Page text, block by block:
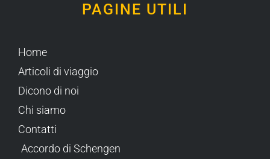
PAGINE UTILI
Home
Articoli di viaggio
Dicono di noi
Chi siamo
Contatti
Accordo di Schengen